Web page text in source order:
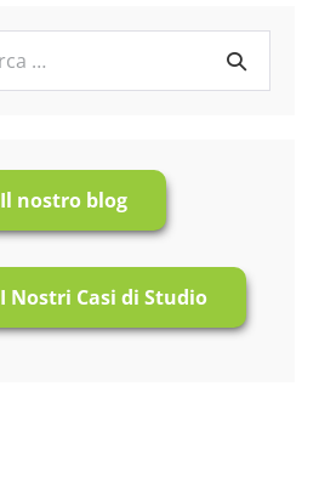
Il nostro blog
I Nostri Casi di Studio